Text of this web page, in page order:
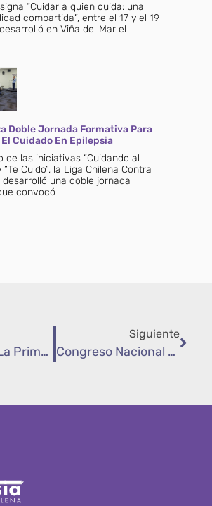
“Cuidar a quien cuida: una
compartida”, entre el 17 y el 19
en Viña del Mar el
Doble Jornada Formativa Para
Cuidado En Epilepsia
de las iniciativas “Cuidando al
“Te Cuido”, la Liga Chilena Contra
desarrolló una doble jornada
convocó
Instalamos La Primera Piedra De Nuestra Futura Sede En Temuco.
Siguiente
Congreso Nacional Se Sumó Al Día Púrpura 2024